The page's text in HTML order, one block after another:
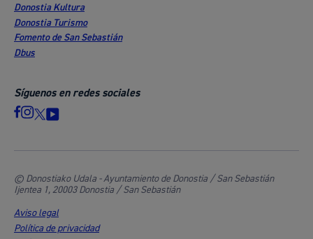
Donostia Kultura
Donostia Turismo
Fomento de San Sebastián
Dbus
Síguenos en redes sociales
© Donostiako Udala - Ayuntamiento de Donostia / San Sebastián
Ijentea 1, 20003 Donostia / San Sebastián
Aviso legal
Política de privacidad